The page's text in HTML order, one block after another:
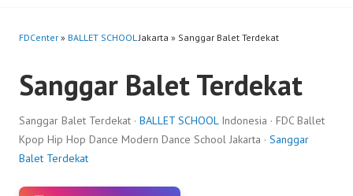
FDCenter » BALLET SCHOOLJakarta » Sanggar Balet Terdekat
Sanggar Balet Terdekat
Sanggar Balet Terdekat · BALLET SCHOOLIndonesia · FDC Ballet
Kpop Hip Hop Dance Modern Dance School Jakarta · Sanggar
Balet Terdekat